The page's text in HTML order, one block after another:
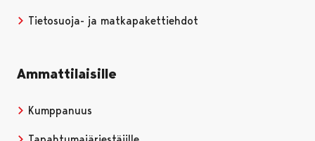
Tietosuoja- ja matkapakettiehdot
Ammattilaisille
Kumppanuus